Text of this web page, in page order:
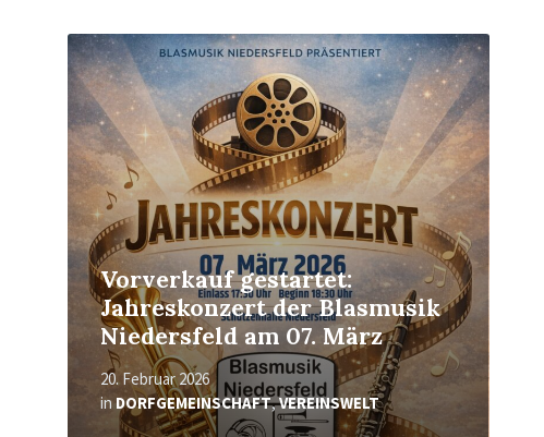
Vorverkauf gestartet:
Jahreskonzert der Blasmusik
Niedersfeld am 07. März
20. Februar 2026
in DORFGEMEINSCHAFT,VEREINSWELT
Mehr
erfahren